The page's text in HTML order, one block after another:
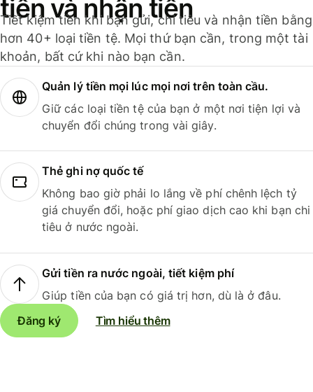
tiền và nhận tiền
Tiết kiệm tiền khi bạn gửi, chi tiêu và nhận tiền bằng
hơn 40+ loại tiền tệ. Mọi thứ bạn cần, trong một tài
khoản, bất cứ khi nào bạn cần.
Quản lý tiền mọi lúc mọi nơi trên toàn cầu.
Giữ các loại tiền tệ của bạn ở một nơi tiện lợi và
chuyển đổi chúng trong vài giây.
Thẻ ghi nợ quốc tế
Không bao giờ phải lo lắng về phí chênh lệch tỷ
giá chuyển đổi, hoặc phí giao dịch cao khi bạn chi
tiêu ở nước ngoài.
Gửi tiền ra nước ngoài, tiết kiệm phí
Giúp tiền của bạn có giá trị hơn, dù là ở đâu.
Đăng ký
Tìm hiểu thêm